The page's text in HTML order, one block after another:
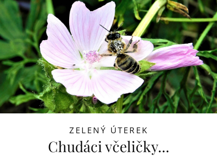
ZELENÝ ÚTEREK
Chudáci včeličky...